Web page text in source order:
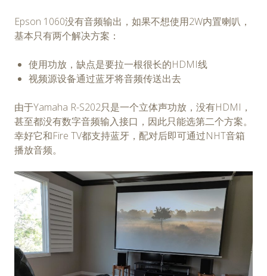
Epson 1060没有音频输出，如果不想使用2W内置喇叭，
基本只有两个解决方案：
使用功放，缺点是要拉一根很长的HDMI线
视频源设备通过蓝牙将音频传送出去
由于Yamaha R-S202只是一个立体声功放，没有HDMI，
甚至都没有数字音频输入接口，因此只能选第二个方案。
幸好它和Fire TV都支持蓝牙，配对后即可通过NHT音箱
播放音频。